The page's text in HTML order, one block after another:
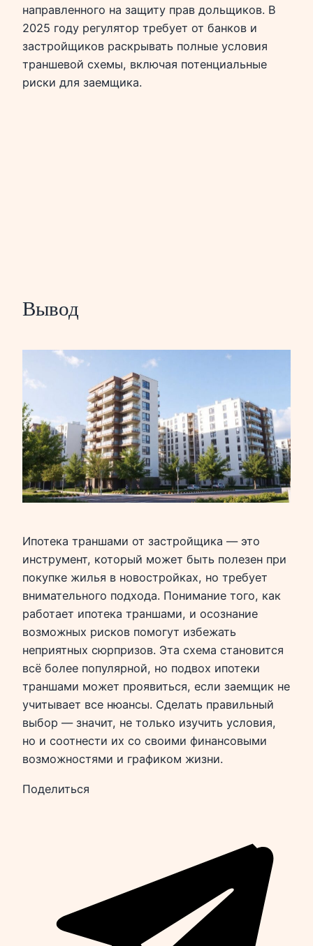
направленного на защиту прав дольщиков. В
2025 году регулятор требует от банков и
застройщиков раскрывать полные условия
траншевой схемы, включая потенциальные
риски для заемщика.
Вывод
Ипотека траншами от застройщика — это
инструмент, который может быть полезен при
покупке жилья в новостройках, но требует
внимательного подхода. Понимание того, как
работает ипотека траншами, и осознание
возможных рисков помогут избежать
неприятных сюрпризов. Эта схема становится
всё более популярной, но подвох ипотеки
траншами может проявиться, если заемщик не
учитывает все нюансы. Сделать правильный
выбор — значит, не только изучить условия,
но и соотнести их со своими финансовыми
возможностями и графиком жизни.
Поделиться